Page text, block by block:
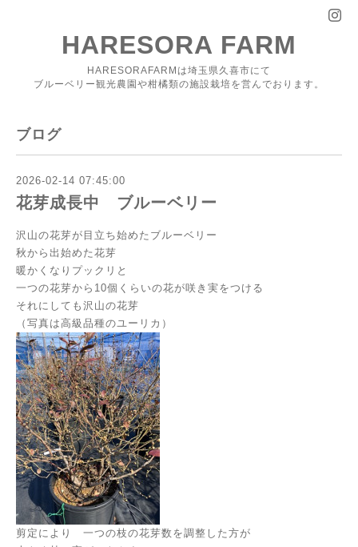
HARESORA FARM
HARESORAFARMは埼玉県久喜市にて
ブルーベリー観光農園や柑橘類の施設栽培を営んでおります。
ブログ
2026-02-14 07:45:00
花芽成長中 ブルーベリー
沢山の花芽が目立ち始めたブルーベリー
秋から出始めた花芽
暖かくなりプックリと
一つの花芽から10個くらいの花が咲き実をつける
それにしても沢山の花芽
（写真は高級品種のユーリカ）
剪定により 一つの枝の花芽数を調整した方が